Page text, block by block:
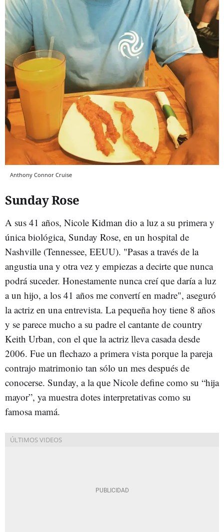
Anthony Connor Cruise
Sunday Rose
A sus 41 años, Nicole Kidman dio a luz a su primera y
única biológica, Sunday Rose, en un hospital de
Nashville (Tennessee, EEUU). "Pasas a través de la
angustia una y otra vez y empiezas a decirte que nunca
podrá suceder. Honestamente nunca creí que daría a luz
a un hijo, a los 41 años me convertí en madre", aseguró
la actriz en una entrevista. La pequeña hoy tiene 8 años
y se parece mucho a su padre el cantante de country
Keith Urban, con el que la actriz lleva casada desde
2006. Fue un flechazo a primera vista porque la pareja
contrajo matrimonio tan sólo un mes después de
conocerse. Sunday, a la que Nicole define como su “hija
mayor”, ya muestra dotes interpretativas como su
famosa mamá.